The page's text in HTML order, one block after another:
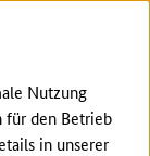
Nutzung
für den Betrieb
in unserer